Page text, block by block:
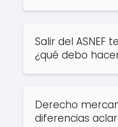
Salir del ASNEF
¿qué debo
Derecho
diferencias